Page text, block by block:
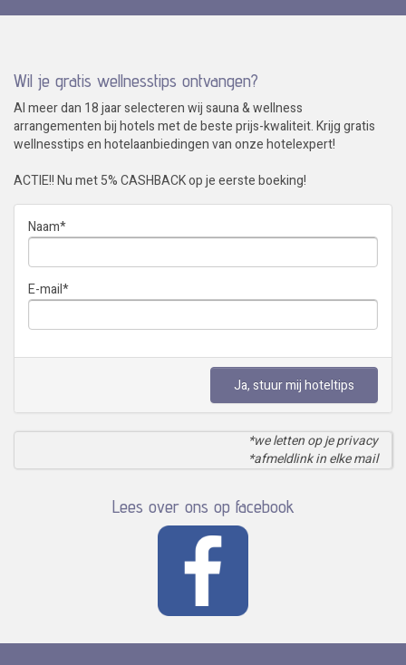
Wil je gratis wellnesstips ontvangen?
Al meer dan 18 jaar selecteren wij sauna & wellness
arrangementen bij hotels met de beste prijs-kwaliteit. Krijg gratis
wellnesstips en hotelaanbiedingen van onze hotelexpert!
ACTIE!! Nu met 5% CASHBACK op je eerste boeking!
Naam*
E-mail*
Ja, stuur mij hoteltips
*we letten op je privacy
*afmeldlink in elke mail
Lees over ons op facebook